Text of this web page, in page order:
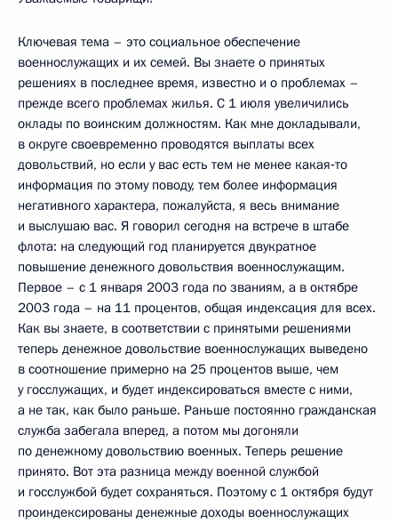
Ключевая тема – это социальное обеспечение
военнослужащих и их семей. Вы знаете о принятых
решениях в последнее время, известно и о проблемах –
прежде всего проблемах жилья. С 1 июля увеличились
оклады по воинским должностям. Как мне докладывали,
в округе своевременно проводятся выплаты всех
довольствий, но если у вас есть тем не менее какая‑то
информация по этому поводу, тем более информация
негативного характера, пожалуйста, я весь внимание
и выслушаю вас. Я говорил сегодня на встрече в штабе
флота: на следующий год планируется двукратное
повышение денежного довольствия военнослужащим.
Первое – с 1 января 2003 года по званиям, а в октябре
2003 года – на 11 процентов, общая индексация для всех.
Как вы знаете, в соответствии с принятыми решениями
теперь денежное довольствие военнослужащих выведено
в соотношение примерно на 25 процентов выше, чем
у госслужащих, и будет индексироваться вместе с ними,
а не так, как было раньше. Раньше постоянно гражданская
служба забегала вперед, а потом мы догоняли
по денежному довольствию военных. Теперь решение
принято. Вот эта разница между военной службой
и госслужбой будет сохраняться. Поэтому с 1 октября будут
проиндексированы денежные доходы военнослужащих